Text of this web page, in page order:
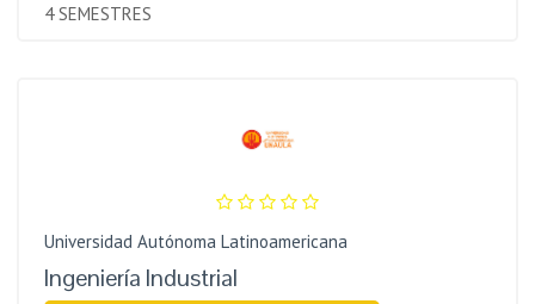
4 SEMESTRES
Universidad Autónoma Latinoamericana
Ingeniería Industrial